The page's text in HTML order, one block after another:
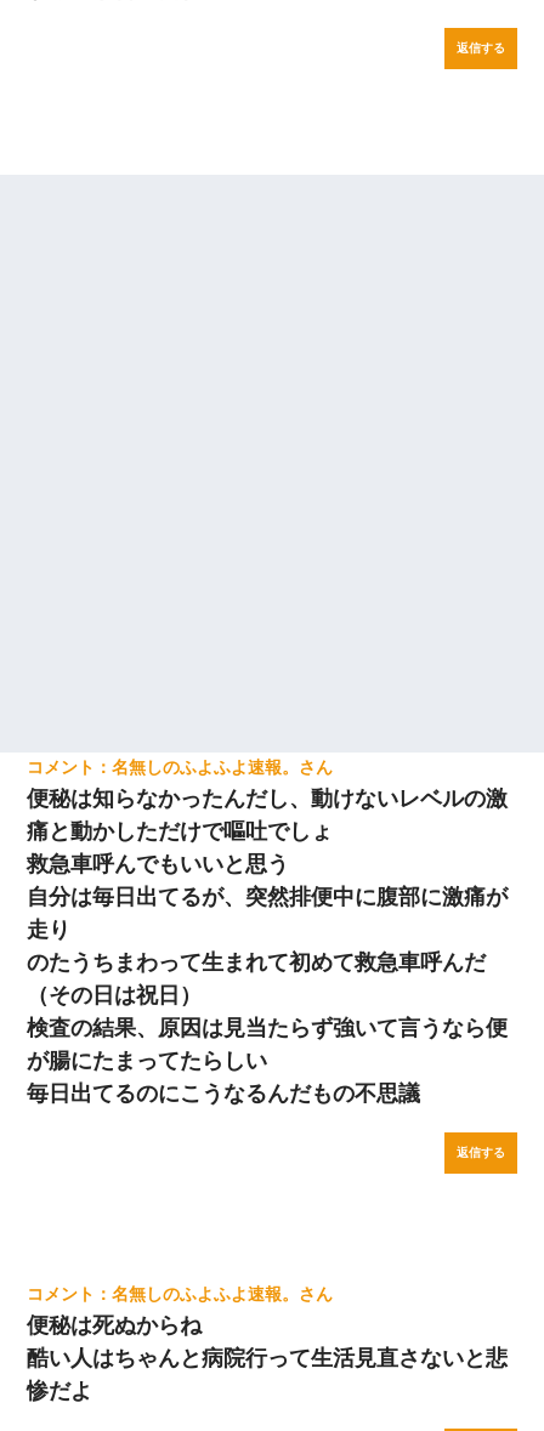
返信する
名無しのふよふよ速報。
便秘は知らなかったんだし、動けないレベルの激
痛と動かしただけで嘔吐でしょ
救急車呼んでもいいと思う
自分は毎日出てるが、突然排便中に腹部に激痛が
走り
のたうちまわって生まれて初めて救急車呼んだ
（その日は祝日）
検査の結果、原因は見当たらず強いて言うなら便
が腸にたまってたらしい
毎日出てるのにこうなるんだもの不思議
返信する
名無しのふよふよ速報。
便秘は死ぬからね
酷い人はちゃんと病院行って生活見直さないと悲
惨だよ